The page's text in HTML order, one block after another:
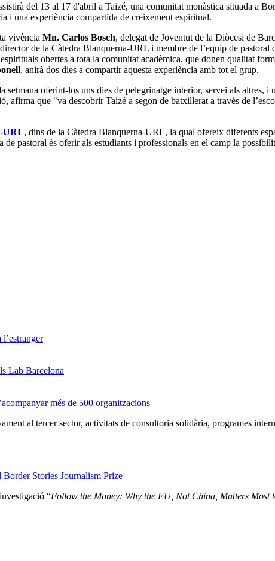
del 13 al 17 d'abril a Taizé, una comunitat monàstica situada a
i una experiència compartida de creixement espiritual.
vivència Mn. Carlos Bosch, delegat de Joventut de la Diòcesi de
de la Càtedra Blanquerna-URL i membre de l’equip de
obertes a tota la comunitat acadèmica, que donen qualitat
, anirà dos dies a compartir aquesta experiència amb tot el grup.
oferint-los uns dies de pelegrinatge interior, servei als altres,
afirma que "va descobrir Taizé a segon de batxillerat a través de
URL, dins de la Càtedra Blanquerna-URL, la qual ofereix diferents
pastoral és oferir als estudiants i professionals en el camp la
Lab Barcelona
més de 500 organitzacions
al tercer sector, activitats de consultoria solidària, programes
Stories Journalism Prize
“Follow the Money: Why the EU, Not China, Matters Most